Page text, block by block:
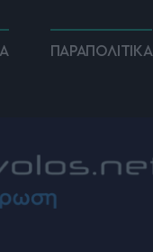
ΠΑΡΑΠΟΛΙΤΙΚΑ